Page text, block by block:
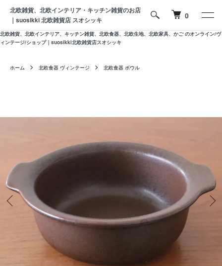
北欧雑貨、北欧インテリア、キッチン雑貨、北欧食器、北欧生地、北欧家具、かご のオンライン/ヴ
ィンテージ/ショップ｜suosikki北欧雑貨店スオシッキ
北欧雑貨、北欧インテリア・キッチン雑貨のお店
｜suosikki 北欧雑貨店 スオシッキ
0
ホーム 北欧食器 ヴィンテージ 北欧食器 ボウル